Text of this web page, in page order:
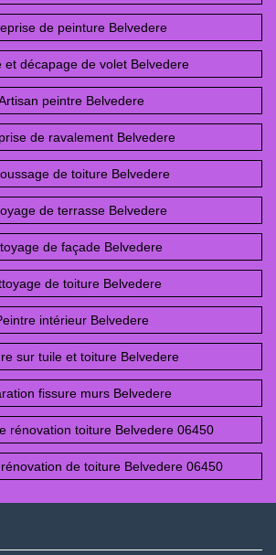
de peinture Belvedere
et décapage de volet Belvedere
peintre Belvedere
de ravalement Belvedere
de toiture Belvedere
de terrasse Belvedere
de façade Belvedere
de toiture Belvedere
intérieur Belvedere
sur tuile et toiture Belvedere
fissure murs Belvedere
rénovation toiture Belvedere 06450
de toiture Belvedere 06450